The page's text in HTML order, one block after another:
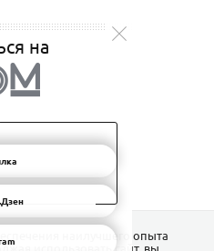
на
наилучшего опыта
использовать сайт, вы